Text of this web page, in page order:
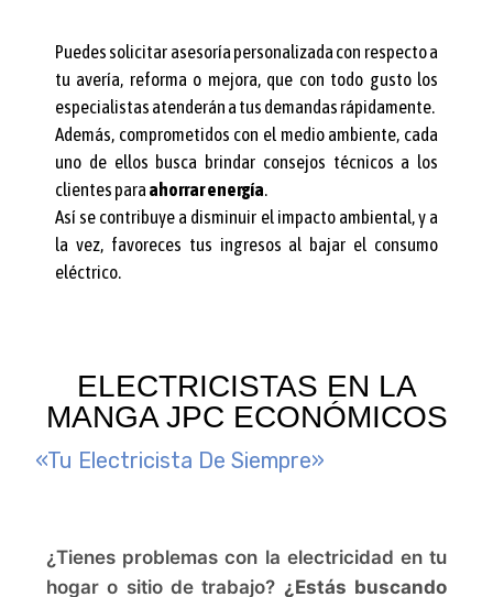
Puedes solicitar asesoría personalizada con respecto a
tu avería, reforma o mejora, que con todo gusto los
especialistas atenderán a tus demandas rápidamente.
Además, comprometidos con el medio ambiente, cada
uno de ellos busca brindar consejos técnicos a los
clientes para ahorrar energía.
Así se contribuye a disminuir el impacto ambiental, y a
la vez, favoreces tus ingresos al bajar el consumo
eléctrico.
ELECTRICISTAS EN LA
MANGA JPC ECONÓMICOS
«Tu Electricista De Siempre»
¿Tienes problemas con la electricidad en tu
hogar o sitio de trabajo? ¿Estás buscando